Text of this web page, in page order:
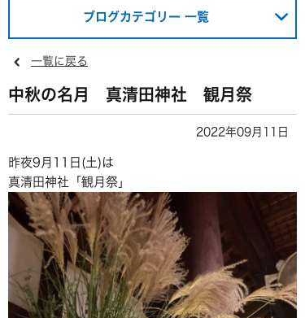
ブログカテゴリー 一覧
一覧に戻る
中秋の名月 真清田神社 観月祭
2022年09月11日
昨夜9月11日(土)は
真清田神社「観月祭」